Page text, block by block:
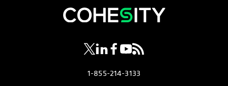
wird in einer neuen Registerkarte
wird in einer neuen Registerkarte
wird in einer neuen
wird in einer neuen
wird in einer neuen
1-855-214-3133